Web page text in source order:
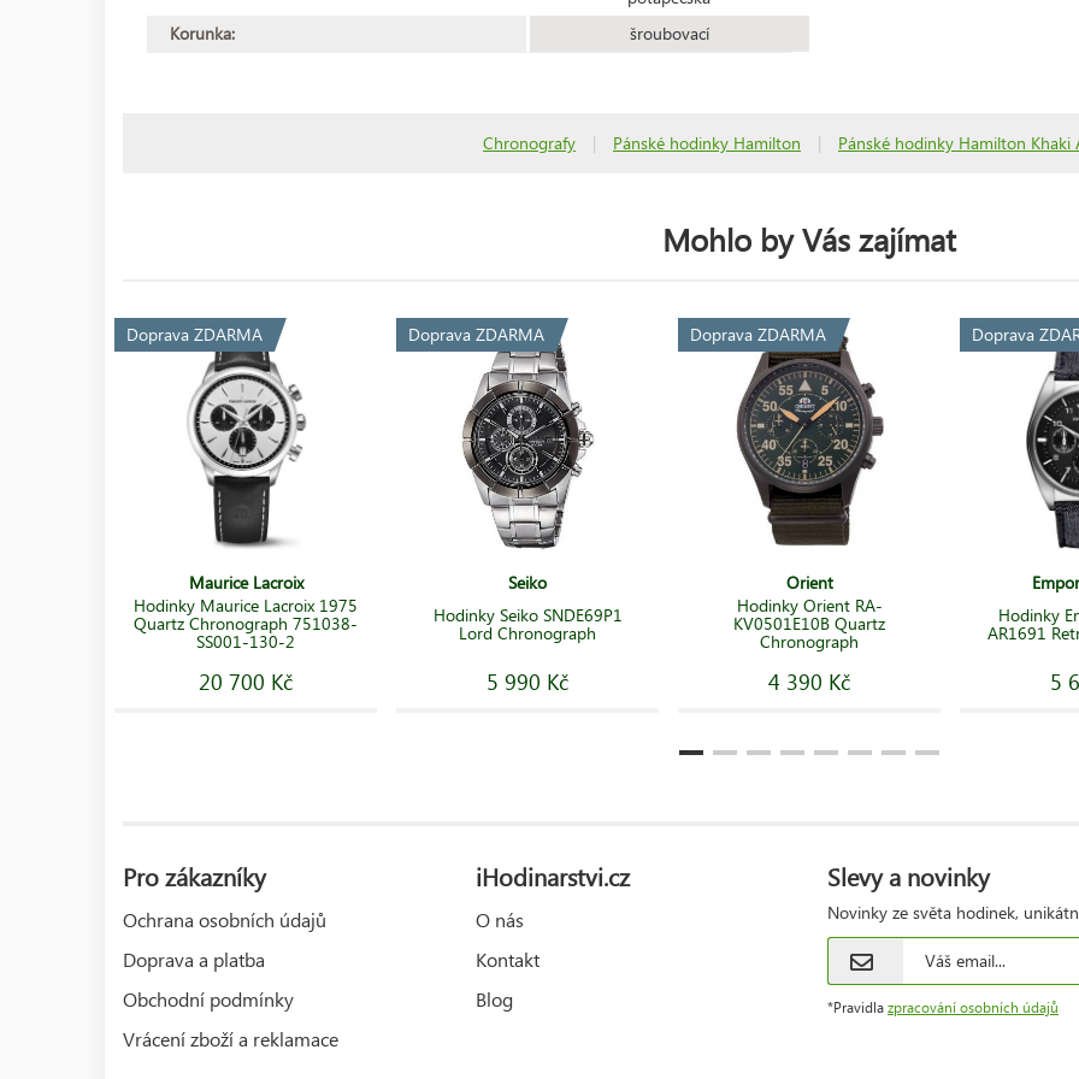
Korunka:
šroubovací
Chronografy | Pánské hodinky Hamilton | Pánské hodinky Hamilton Khaki
Mohlo by Vás zajímat
Doprava ZDARMA
Maurice Lacroix
Hodinky Maurice Lacroix 1975
Quartz Chronograph 751038-
SS001-130-2
20 700 Kč
Doprava ZDARMA
Seiko
Hodinky Seiko SNDE69P1
Lord Chronograph
5 990 Kč
Doprava ZDARMA
Orient
Hodinky Orient RA-
KV0501E10B Quartz
Chronograph
4 390 Kč
Doprava
Hodinky
AR1691
5
Pro zákazníky
Ochrana osobních údajů
Doprava a platba
Obchodní podmínky
Vrácení zboží a reklamace
iHodinarstvi.cz
O nás
Kontakt
Blog
Slevy a novinky
Novinky ze světa hodinek,
*Pravidla zpracování osobních údajů